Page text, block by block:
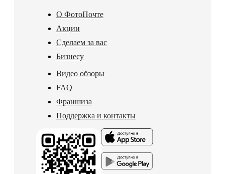
О ФотоПочте
Акции
Сделаем за вас
Бизнесу
Видео обзоры
FAQ
Франшиза
Поддержка и контакты